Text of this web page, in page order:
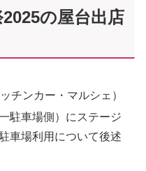
の屋台出店
チンカー・マルシェ）
駐車場側）にステージ
車場利用について後述